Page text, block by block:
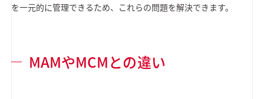
を一元的に管理できるため、これらの問題を解決できます。
MAMやMCMとの違い